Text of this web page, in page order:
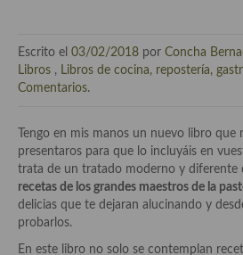
Tiendas especiales
Especias, hierbas, condimentos,
Historia de la gastronomía, platos
historias culinarias y otras cosas
Origen y evolución de la comida
Escrito el 03/02/2018 por Concha
Libros , Libros de cocina, repostería,
Comentarios.
Tengo en mis manos un nuevo libro que
presentaros para que lo incluyáis en
trata de un tratado moderno y diferente
recetas de los grandes maestros de la
delicias que te dejaran alucinando y
probarlos.
En este libro no solo se contemplan